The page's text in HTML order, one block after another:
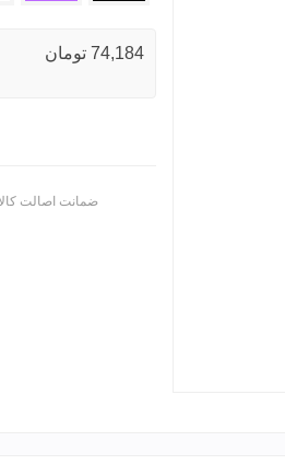
74,184 تومان
ضمانت اصالت کالا